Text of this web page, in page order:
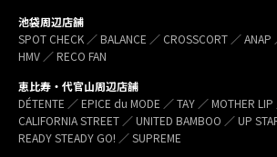
池袋周辺店舗
SPOT CHECK ／ BALANCE ／ CROSSCORT ／
HMV ／ RECO FAN
恵比寿・代官山周辺店舗
DÉTENTE ／ EPICE du MODE ／ TAY ／ MOTHER LIP
CALIFORNIA STREET ／ UNITED BAMBOO ／ UP
READY STEADY GO! ／ SUPREME